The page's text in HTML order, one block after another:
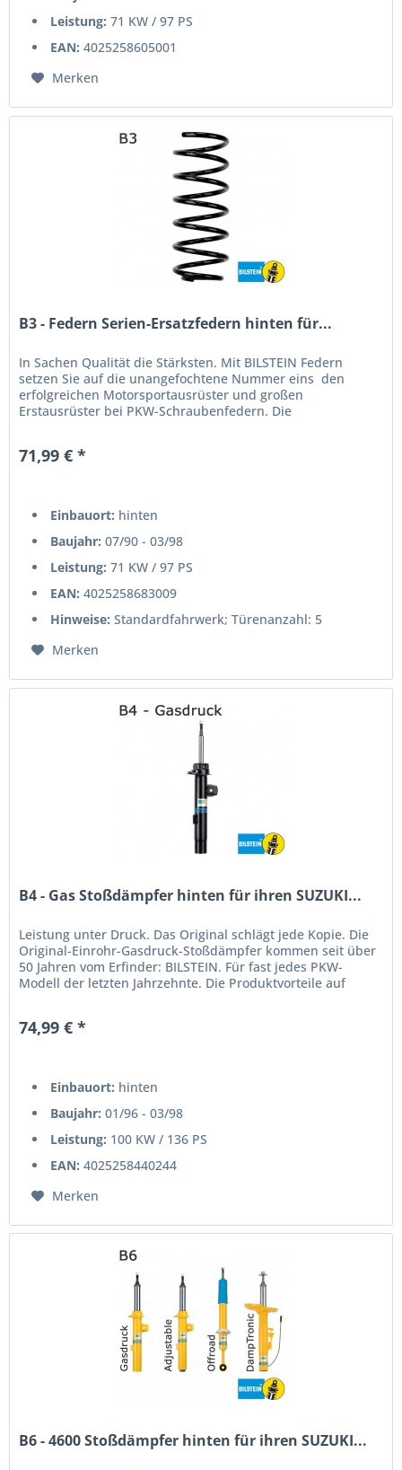
Leistung: 71 KW / 97 PS
EAN: 4025258605001
Merken
B3 - Federn Serien-Ersatzfedern hinten für...
In Sachen Qualität die Stärksten. Mit BILSTEIN Federn
setzen Sie auf die unangefochtene Nummer eins  den
erfolgreichen Motorsportausrüster und großen
Erstausrüster bei PKW-Schraubenfedern. Die
71,99 € *
Einbauort: hinten
Baujahr: 07/90 - 03/98
Leistung: 71 KW / 97 PS
EAN: 4025258683009
Hinweise: Standardfahrwerk; Türenanzahl: 5
Merken
B4 - Gas Stoßdämpfer hinten für ihren SUZUKI...
Leistung unter Druck. Das Original schlägt jede Kopie. Die
Original-Einrohr-Gasdruck-Stoßdämpfer kommen seit über
50 Jahren vom Erfinder: BILSTEIN. Für fast jedes PKW-
Modell der letzten Jahrzehnte. Die Produktvorteile auf
74,99 € *
Einbauort: hinten
Baujahr: 01/96 - 03/98
Leistung: 100 KW / 136 PS
EAN: 4025258440244
Merken
B6 - 4600 Stoßdämpfer hinten für ihren SUZUKI...